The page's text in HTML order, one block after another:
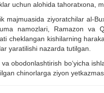
uchun alohida tahoratxona,
majmuasida ziyoratchilar al-
namozlari, Ramazon va
cheklangan kishilarning
yaratilishi nazarda tutilgan.
va obodonlashtirish bo‘yicha
chinorlarga ziyon